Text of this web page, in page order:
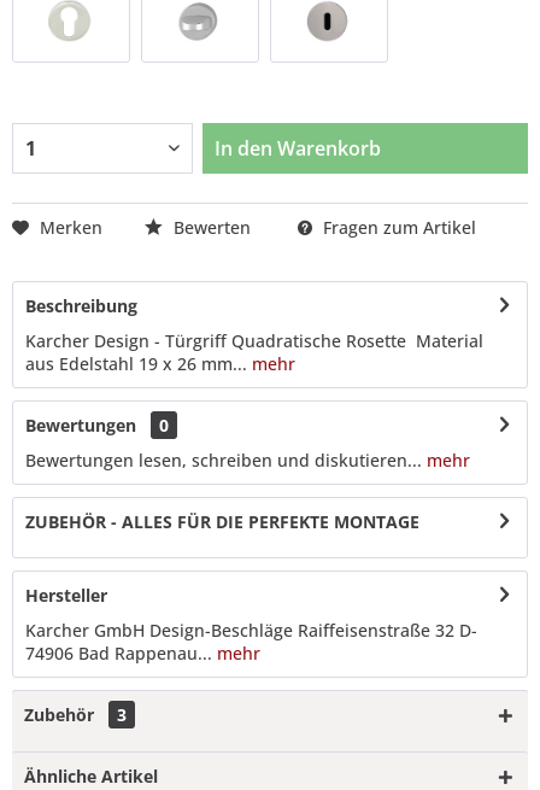
In den Warenkorb
Merken Bewerten Fragen zum Artikel
Beschreibung
Karcher Design - Türgriff Quadratische Rosette Material
aus Edelstahl 19 x 26 mm... mehr
Bewertungen
0
Bewertungen lesen, schreiben und diskutieren... mehr
ZUBEHÖR - ALLES FÜR DIE PERFEKTE MONTAGE
Hersteller
Karcher GmbH Design-Beschläge Raiffeisenstraße 32 D-
74906 Bad Rappenau... mehr
Zubehör 3
Ähnliche Artikel